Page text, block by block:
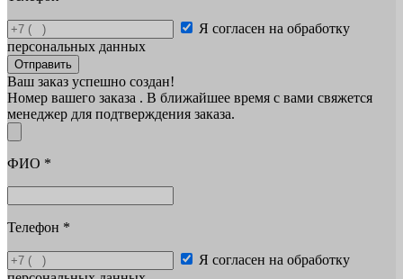
Я согласен на обработку
персональных данных
Отправить
Ваш заказ успешно создан!
Номер вашего заказа . В ближайшее время с вами свяжется
менеджер для подтверждения заказа.
ФИО *
Телефон *
Я согласен на обработку